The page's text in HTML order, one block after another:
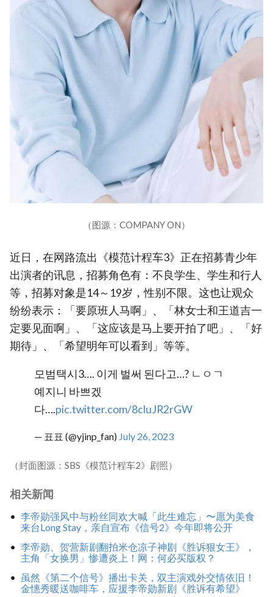
（图源：COMPANY ON）
近日，在网路流出《模范计程车3》正在招募青少年
出演者的讯息，招募角色有：不良学生、学生和行人
等，招募对象是14～19岁，性别不限。这也让观众
纷纷表示：「要原班人马啊」、「林女士和王道吉一
定要见面啊」、「这应该是马上要开拍了吧」、「好
期待」、「希望明年可以看到」等等。
모범택시3…. 이게 벌써 된다고…? ㄴㅇㄱ
예지니 바쁘겠
다….pic.twitter.com/8cluJR2rGW
— 표표 (@yjinp_fan) July 26, 2023
（封面图源：SBS《模范计程车2》剧照）
相关新闻
李帝勋强风中与粉丝同欢大喊「此生难忘」〜愿为美食
来台Long Stay，亲自宣布《信号2》今年即将公开
李帝勋、贺营新剧翻拍米仓凉子神剧《胜诉狠女王》，
主角「女换男」惨遭炎上！网：何必买版权？
虽然《第二个信号》播出卡关，双主演戏外交情依旧！
金憓秀暖送咖啡车，应援李帝勋新剧《胜诉有希望》